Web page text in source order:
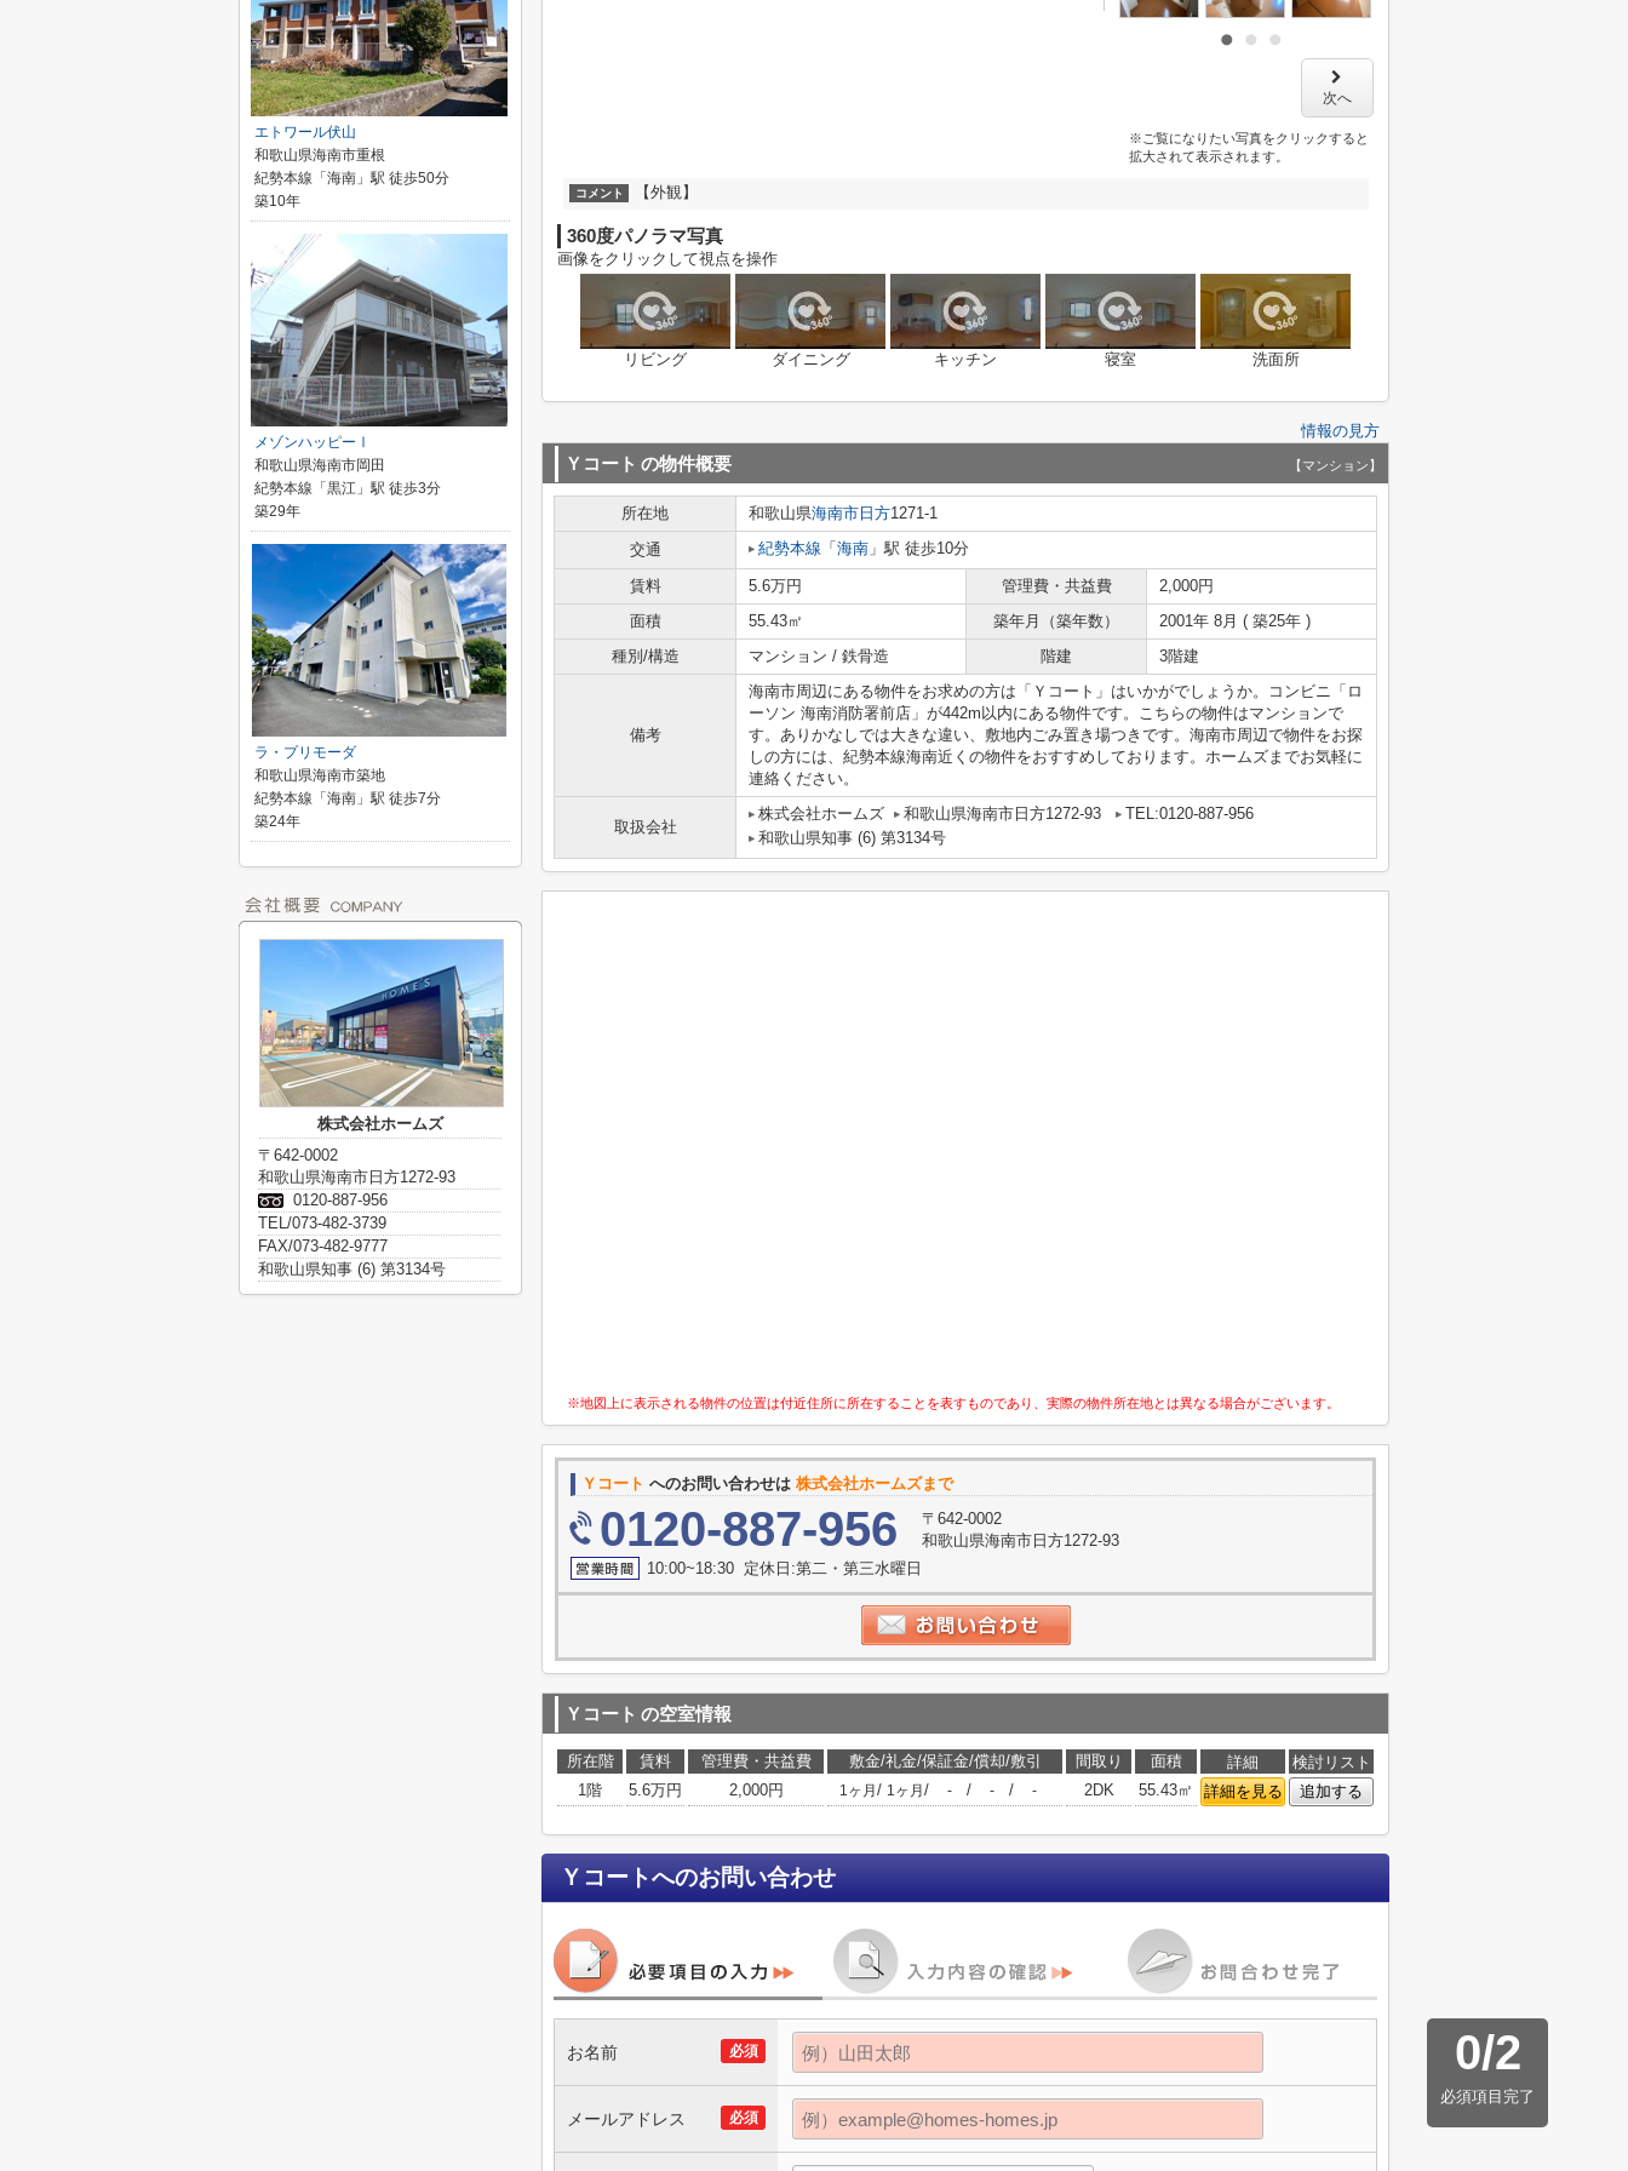
次へ
※ご覧になりたい写真をクリックすると
拡大されて表示されます。
コメント 【外観】
360度パノラマ写真
画像をクリックして視点を操作
リビング ダイニング キッチン 寝室 洗面所
情報の見方
Ｙコート の物件概要 【マンション】
所在地 和歌山県海南市 日方1271-1
交通
紀勢本線 「 海南 」駅 徒歩10分
賃料 5.6万円 管理費・共益費
2,000円
面積
55.43㎡ 築年月（築年数）
2001年 8月 ( 築25年 )
種別/構造
マンション / 鉄骨造 階建 3階建
備考
海南市周辺にある物件をお求めの方は「Ｙコート」はいかがでしょうか。コンビニ「ロ
ーソン 海南消防署前店」が442m以内にある物件です。こちらの物件はマンションで
す。ありかなしでは大きな違い、敷地内ごみ置き場つきです。海南市周辺で物件をお探
しの方には、紀勢本線海南近くの物件をおすすめしております。ホームズまでお気軽に
連絡ください。
取扱会社
株式会社ホームズ 和歌山県海南市日方1272-93
TEL:0120-887-956
和歌山県知事 (6) 第3134号
※地図上に表示される物件の位置は付近住所に所在することを表すものであり、実際の物件所在地とは異なる場合がございます。
Ｙコート へのお問い合わせは 株式会社ホームズまで
0120-887-956
〒642-0002
和歌山県海南市日方1272-93
10:00~18:30 定休日:第二・第三水曜日
Ｙコート の空室情報
所在階 賃料 管理費・共益費 敷金/礼金/保証金/償却/敷引 間取り 面積 詳細
検討リスト
1階
5.6万円 2,000円 1ヶ月 / 1ヶ月 / - / - / - 2DK 55.43㎡ 詳細を見る 追加する
Ｙコートへのお問い合わせ
0/2
必須項目完了
必須
お名前
必須
メールアドレス
エトワール伏山
和歌山県海南市重根
紀勢本線「海南」駅 徒歩50分
築10年
メゾンハッピーⅠ
和歌山県海南市岡田
紀勢本線「黒江」駅 徒歩3分
築29年
ラ・プリモーダ
和歌山県海南市築地
紀勢本線「海南」駅 徒歩7分
築24年
株式会社ホームズ
〒642-0002
和歌山県海南市日方1272-93
0120-887-956
TEL/073-482-3739
FAX/073-482-9777
和歌山県知事 (6) 第3134号